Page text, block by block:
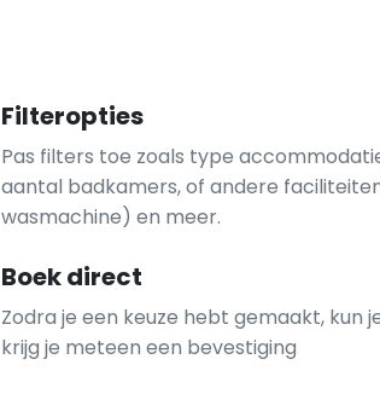
Filteropties
Pas filters toe zoals type
aantal badkamers, of andere
wasmachine) en meer.
Boek direct
Zodra je een keuze hebt gemaakt, kun
krijg je meteen een bevestiging